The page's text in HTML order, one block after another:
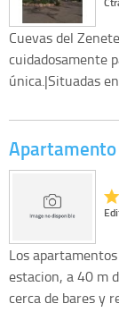
Cuevas del
cuidadosamente
única.|Situadas
Los
estacion, a 40 m
cerca de bares y